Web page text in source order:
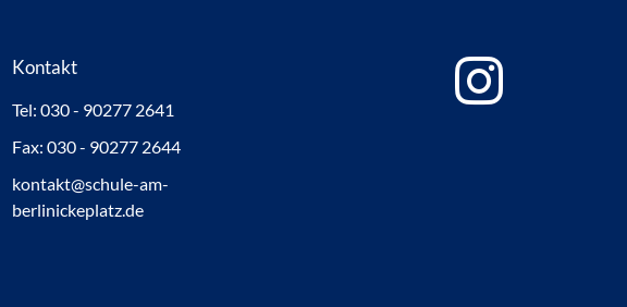
Kontakt
Tel: 030 - 90277 2641
Fax: 030 - 90277 2644
kontakt@schule-am-
berlinickeplatz.de